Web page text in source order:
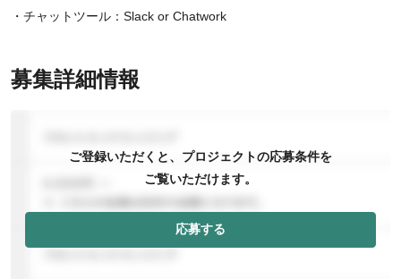
・チャットツール：Slack or Chatwork
募集詳細情報
ご登録いただくと、プロジェクトの応募条件を
ご覧いただけます。
応募する